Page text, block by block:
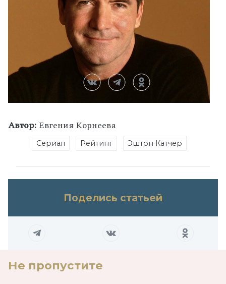
Автор:Евгения Корнеева
Сериал Рейтинг Эштон Катчер
Поделись статьей
Не пропустите